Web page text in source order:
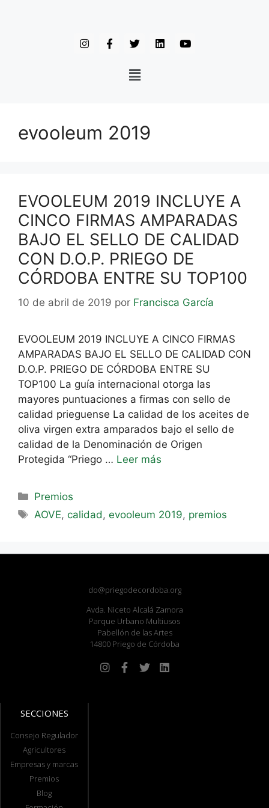
evooleum 2019
EVOOLEUM 2019 INCLUYE A
CINCO FIRMAS AMPARADAS
BAJO EL SELLO DE CALIDAD
CON D.O.P. PRIEGO DE
CÓRDOBA ENTRE SU TOP100
10 de abril de 2019 por Francisca García
EVOOLEUM 2019 INCLUYE A CINCO FIRMAS
AMPARADAS BAJO EL SELLO DE CALIDAD CON
D.O.P. PRIEGO DE CÓRDOBA ENTRE SU
TOP100 La guía internacional otorga las
mayores puntuaciones a firmas con sello de
calidad prieguense La calidad de los aceites de
oliva virgen extra amparados bajo el sello de
calidad de la Denominación de Origen
Protegida “Priego … Leer más
Premios
AOVE,calidad ,evooleum 2019, premios
do@priegodecordoba.org
Avda. Niceto Alcalá Zamora
Parque Urbano Multiusos
Pabellón de las Artes
14800 Priego de Córdoba
SECCIONES
Consejo Regulador
Agricultores
Empresas y marcas
Premios
Blog